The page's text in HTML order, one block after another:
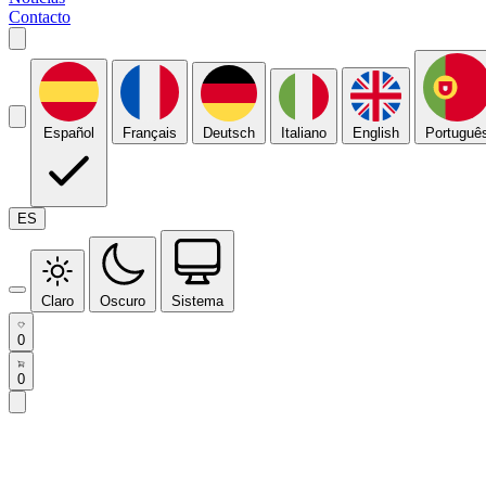
Contacto
Español Français Deutsch Italiano English
ES
Claro Oscuro Sistema
0
0